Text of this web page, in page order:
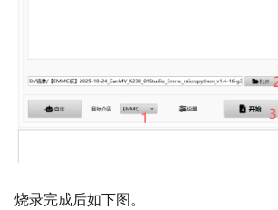
烧录完成后如下图。